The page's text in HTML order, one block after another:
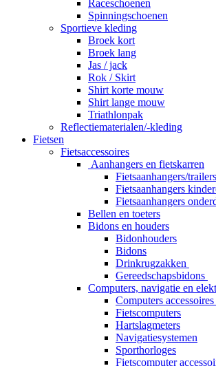
Raceschoenen
Spinningschoenen
Sportieve kleding
Broek kort
Broek lang
Jas / jack
Rok / Skirt
Shirt korte mouw
Shirt lange mouw
Triathlonpak
Reflectiematerialen/-kleding
Fietsen
Fietsaccessoires
Aanhangers en fietskarren
Fietsaanhangers/trailers
Fietsaanhangers
Fietsaanhangers
Bellen en toeters
Bidons en houders
Bidonhouders
Bidons
Drinkrugzakken
Gereedschapsbidons
Computers, navigatie en
Computers
Fietscomputers
Hartslagmeters
Navigatiesystemen
Sporthorloges
Fietscomputer